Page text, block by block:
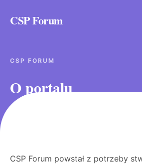
CSP Forum
CSP FORUM
O portalu
CSP Forum powstał z potrzeby